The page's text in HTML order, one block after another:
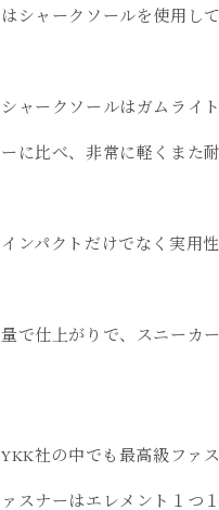
シャークソールを使用して
シャークソールはガムライ
に比べ、非常に軽くまた
ンパクトだけでなく実用
量で仕上がりで、スニーカ
社の中でも最高級ファ
スナーはエレメント１つ